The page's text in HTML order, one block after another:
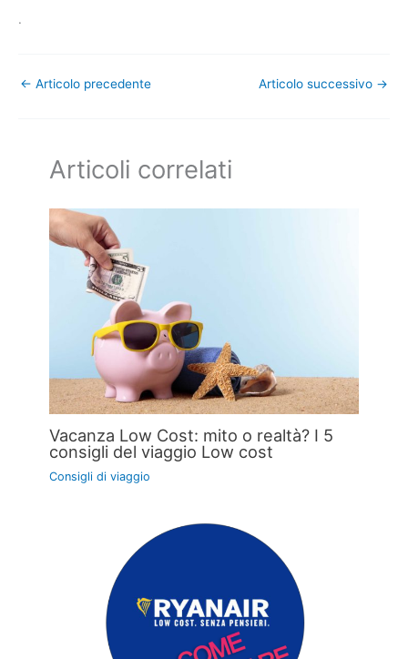
.
← Articolo precedente Articolo successivo →
Articoli correlati
Vacanza Low Cost: mito o realtà? I 5
consigli del viaggio Low cost
Consigli di viaggio